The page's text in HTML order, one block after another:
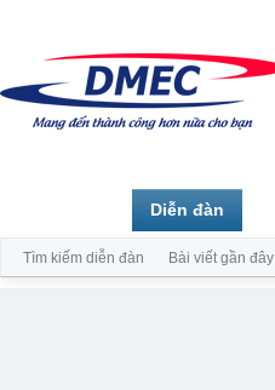
Diễn đàn
Tìm kiếm diễn đàn Bài viết gần đây